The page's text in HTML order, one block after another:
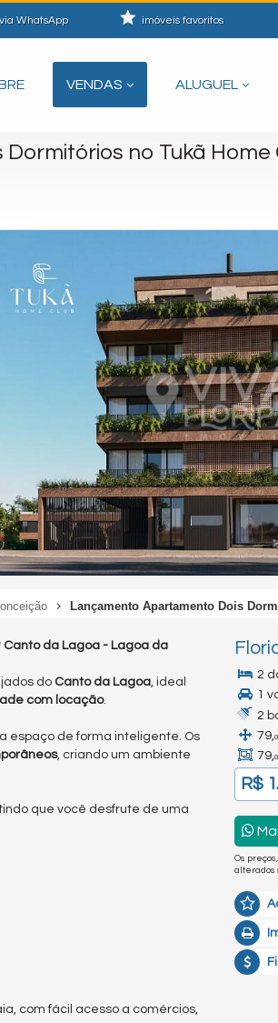
WhatsApp imóveis favoritos
VENDAS ALUGUEL
no Tukã
Lançamento Apartamento Dois
Canto da Lagoa - Lagoa da
do Canto da Lagoa, ideal
com locação.
espaço de forma inteligente. Os
, criando um ambiente
que você desfrute de uma
com fácil acesso a comércios,
2
1
2
79,
79,
R$
Os
alterados